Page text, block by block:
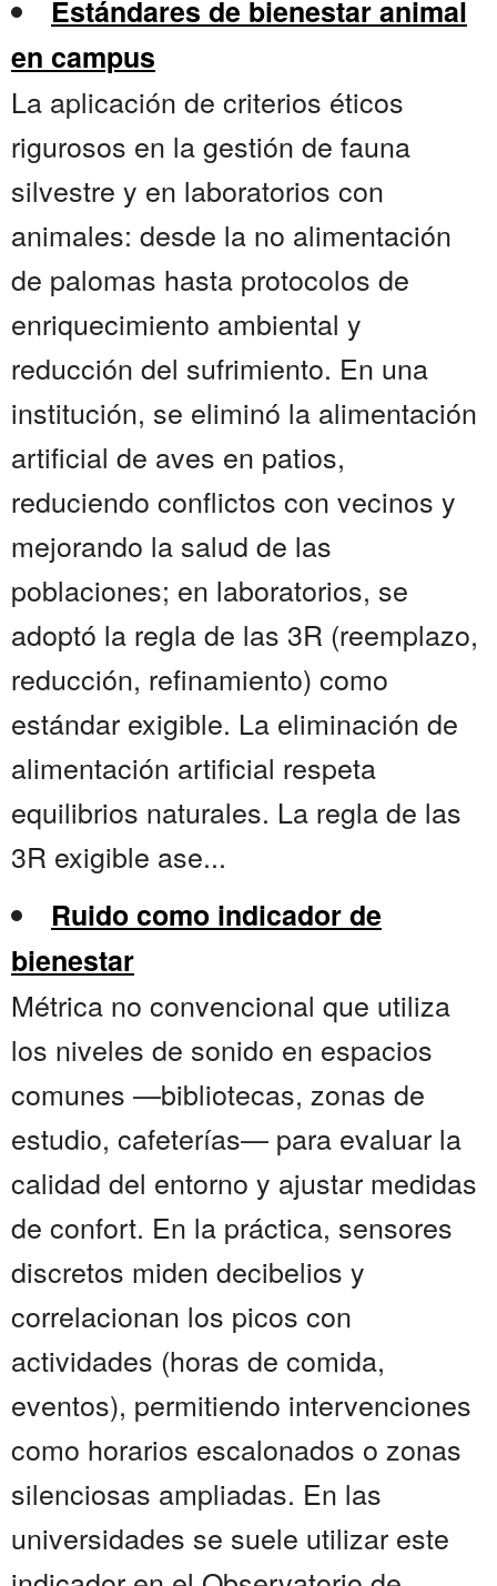
Estándares de bienestar animal
en campus
La aplicación de criterios éticos
rigurosos en la gestión de fauna
silvestre y en laboratorios con
animales: desde la no alimentación
de palomas hasta protocolos de
enriquecimiento ambiental y
reducción del sufrimiento. En una
institución, se eliminó la alimentación
artificial de aves en patios,
reduciendo conflictos con vecinos y
mejorando la salud de las
poblaciones; en laboratorios, se
adoptó la regla de las 3R (reemplazo,
reducción, refinamiento) como
estándar exigible. La eliminación de
alimentación artificial respeta
equilibrios naturales. La regla de las
3R exigible ase...
Ruido como indicador de
bienestar
Métrica no convencional que utiliza
los niveles de sonido en espacios
comunes —bibliotecas, zonas de
estudio, cafeterías— para evaluar la
calidad del entorno y ajustar medidas
de confort. En la práctica, sensores
discretos miden decibelios y
correlacionan los picos con
actividades (horas de comida,
eventos), permitiendo intervenciones
como horarios escalonados o zonas
silenciosas ampliadas. En las
universidades se suele utilizar este